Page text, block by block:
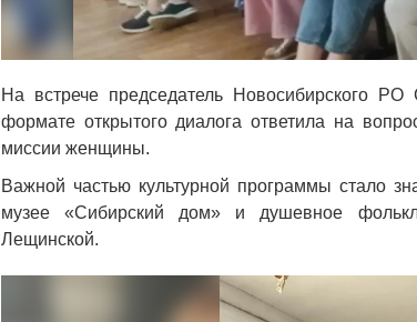
На встрече председатель Новосибирского
формате открытого диалога ответила на
миссии женщины.
Важной частью культурной программы стало
музее «Сибирский дом» и душевное
Лещинской.